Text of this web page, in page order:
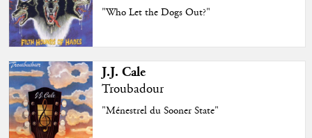
"Who Let the Dogs Out?"
J.J. Cale
Troubadour
"Ménestrel du Sooner State"